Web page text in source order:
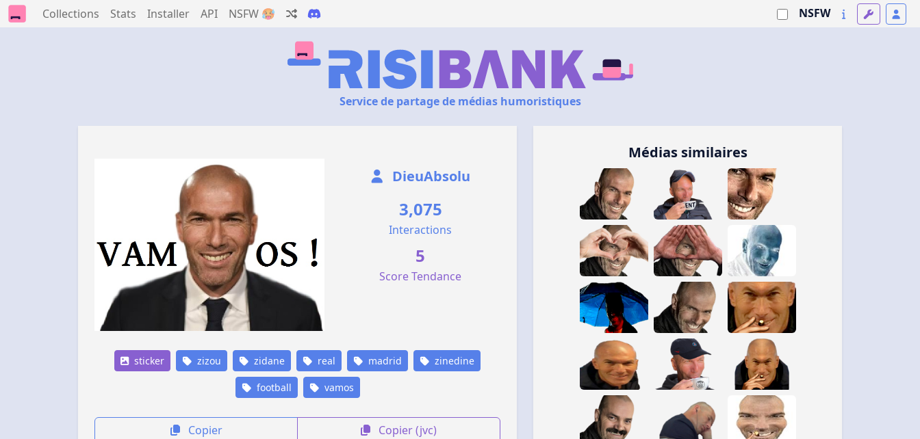
Collections Stats Installer API NSFW 🥵 NSFW
Service de partage de médias humoristiques
DieuAbsolu
3,075
Interactions
5
Score Tendance
sticker zizou zidane real madrid zinedine
football vamos
Copier Copier (jvc)
Médias similaires